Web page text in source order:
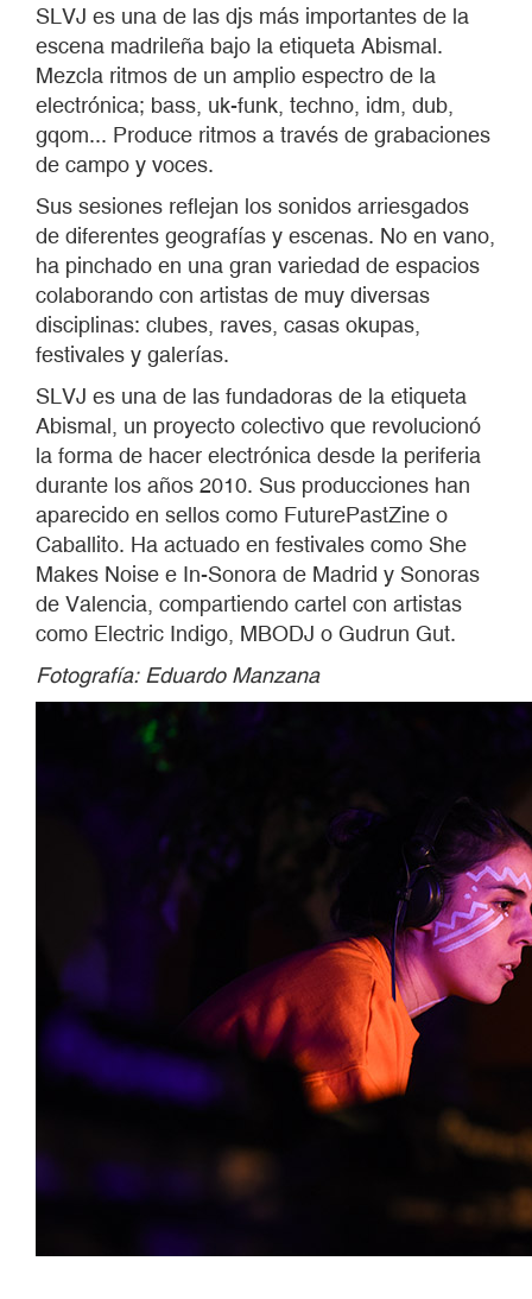
SLVJ es una de las djs más importantes de la
escena madrileña bajo la etiqueta Abismal.
Mezcla ritmos de un amplio espectro de la
electrónica; bass, uk-funk, techno, idm, dub,
gqom... Produce ritmos a través de grabaciones
de campo y voces.
Sus sesiones reflejan los sonidos arriesgados
de diferentes geografías y escenas. No en vano,
ha pinchado en una gran variedad de espacios
colaborando con artistas de muy diversas
disciplinas: clubes, raves, casas okupas,
festivales y galerías.
SLVJ es una de las fundadoras de la etiqueta
Abismal, un proyecto colectivo que revolucionó
la forma de hacer electrónica desde la periferia
durante los años 2010. Sus producciones han
aparecido en sellos como FuturePastZine o
Caballito. Ha actuado en festivales como She
Makes Noise e In-Sonora de Madrid y Sonoras
de Valencia, compartiendo cartel con artistas
como Electric Indigo, MBODJ o Gudrun Gut.
Fotografía: Eduardo Manzana